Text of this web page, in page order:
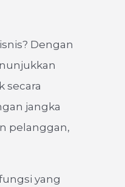
Dengan
secara
jangka
pelanggan,
yang